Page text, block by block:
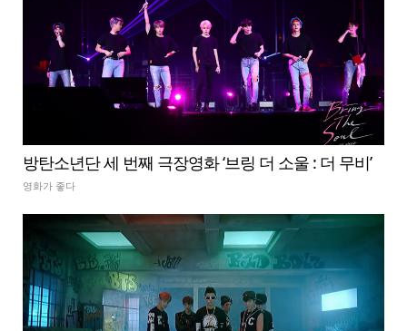
방탄소년단 세 번째 극장영화 ‘브링 더 소울 : 더 무비’
영화가 좋다